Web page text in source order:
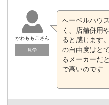
かわももこさん
見学
へーベルハウ
く、店舗併用
ると感じます
の自由度はと
るメーカーだ
で高いのです...